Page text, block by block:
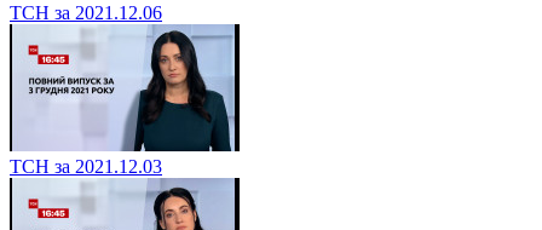
ТСН за 2021.12.06
ТСН за 2021.12.03